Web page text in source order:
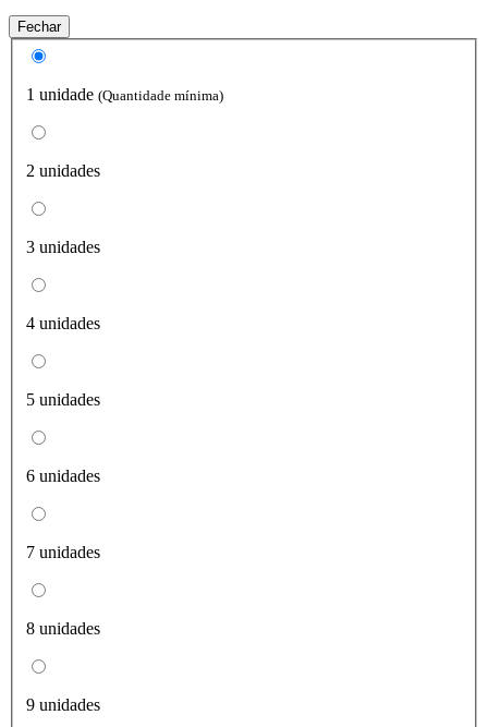
Fechar
1 unidade (Quantidade mínima)
2 unidades
3 unidades
4 unidades
5 unidades
6 unidades
7 unidades
8 unidades
9 unidades